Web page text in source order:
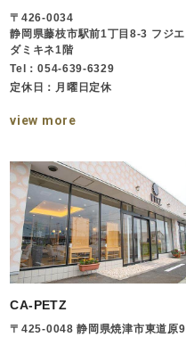
〒426-0034
静岡県藤枝市駅前1丁目8-3 フジエ
ダミキネ1階
Tel：054-639-6329
定休日：月曜日定休
view more
CA-PETZ
〒425-0048 静岡県焼津市東道原9